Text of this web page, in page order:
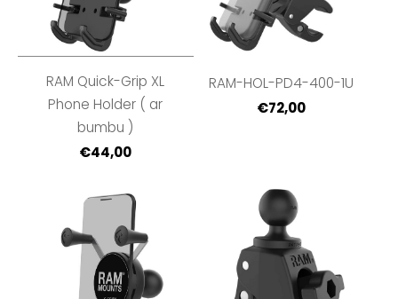
RAM Quick-Grip XL
Phone Holder ( ar
bumbu )
€44,00
RAM-HOL-PD4-400-1U
€72,00